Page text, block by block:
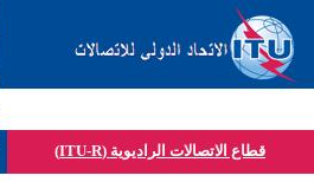
قطاع الاتصالات الراديوية (ITU-R)